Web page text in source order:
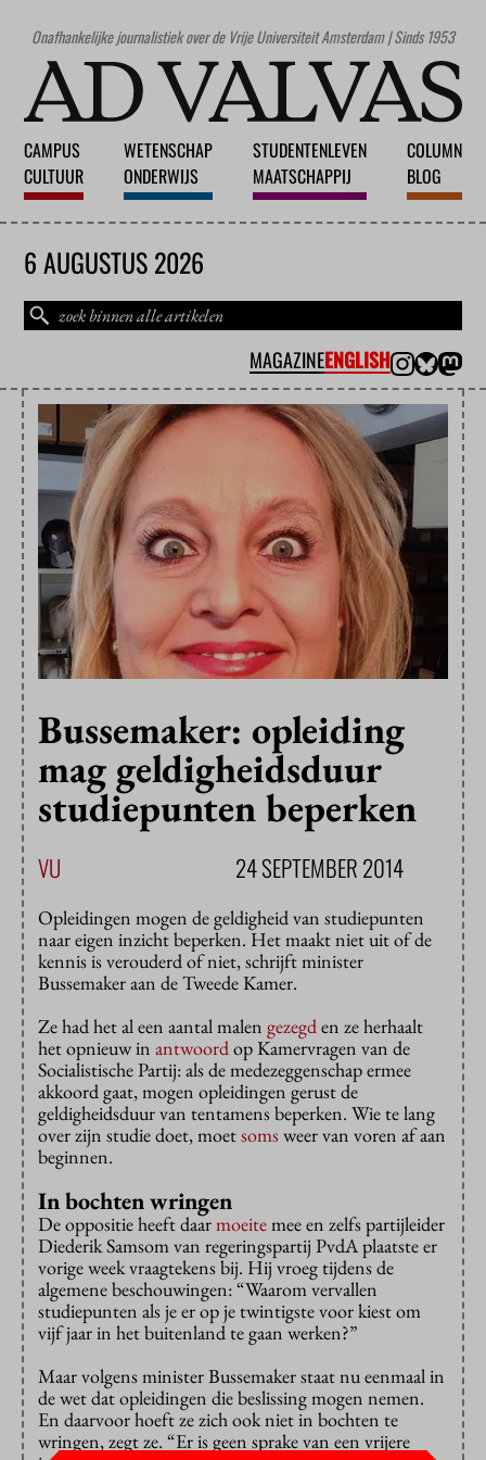
Onafhankelijke journalistiek over de Vrije Universiteit Amsterdam | Sinds 1953
CAMPUS
CULTUUR
WETENSCHAP
ONDERWIJS
STUDENTENLEVEN
MAATSCHAPPIJ
COLUMN
BLOG
6 AUGUSTUS 2026
MAGAZINEENGLISH
Bussemaker: opleiding
mag geldigheidsduur
studiepunten beperken
VU 24 SEPTEMBER 2014
Opleidingen mogen de geldigheid van studiepunten
naar eigen inzicht beperken. Het maakt niet uit of de
kennis is verouderd of niet, schrijft minister
Bussemaker aan de Tweede Kamer.
Ze had het al een aantal malen gezegden ze herhaalt
het opnieuw in antwoordop Kamervragen van de
Socialistische Partij: als de medezeggenschap ermee
akkoord gaat, mogen opleidingen gerust de
geldigheidsduur van tentamens beperken. Wie te lang
over zijn studie doet, moetsomsweer van voren af aan
beginnen.
In bochten wringen
De oppositie heeft daarmoeitemee en zelfs partijleider
Diederik Samsom van regeringspartij PvdA plaatste er
vorige week vraagtekens bij. Hij vroeg tijdens de
algemene beschouwingen: “Waarom vervallen
studiepunten als je er op je twintigste voor kiest om
vijf jaar in het buitenland te gaan werken?”
Maar volgens minister Bussemaker staat nu eenmaal in
de wet dat opleidingen die beslissing mogen nemen.
En daarvoor hoeft ze zich ook niet in bochten te
wringen, zegt ze. “Er is geen sprake van een vrijere